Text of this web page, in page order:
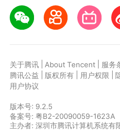
关于腾讯 About Tencent 服务
腾讯公益
版权所有 用户权限
用户协议
版本号: 9.2.5
备案号: 粤B2-20090059-1623A
主办者: 深圳市腾讯计算机系统有